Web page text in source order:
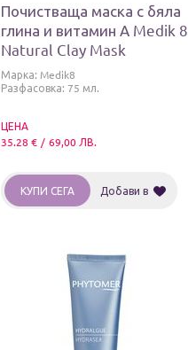
Почистваща маска с бяла
глина и витамин А Medik 8
Natural Clay Mask
Марка: Medik8
Разфасовка: 75 мл.
ЦЕНА
35.28 € / 69,00 ЛВ.
КУПИ СЕГА Добави в